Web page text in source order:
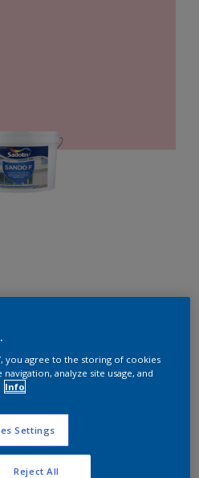
5 l
skaičiuoklė
you agree to the storing of cookies
analyze site usage, and
Info
Settings
Reject All